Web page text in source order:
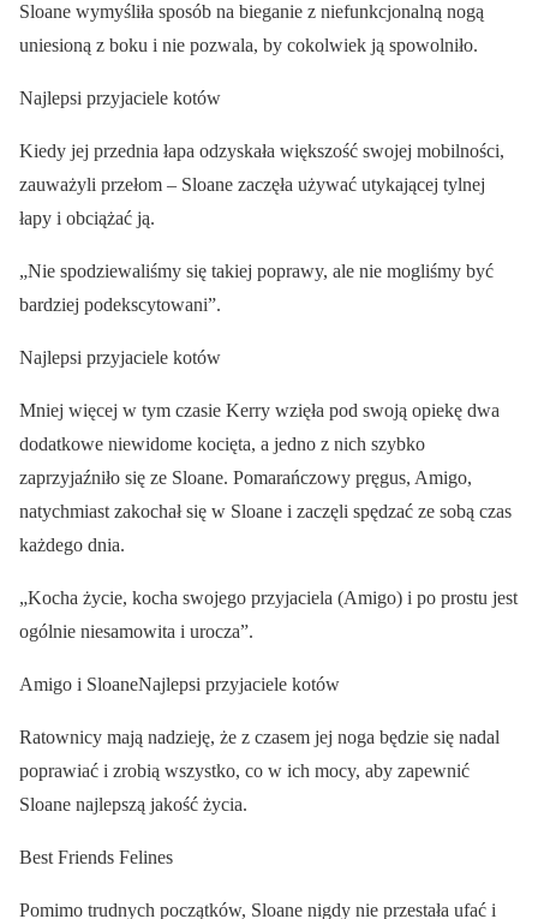
Sloane wymyśliła sposób na bieganie z niefunkcjonalną nogą
uniesioną z boku i nie pozwala, by cokolwiek ją spowolniło.
Najlepsi przyjaciele kotów
Kiedy jej przednia łapa odzyskała większość swojej mobilności,
zauważyli przełom – Sloane zaczęła używać utykającej tylnej
łapy i obciążać ją.
„Nie spodziewaliśmy się takiej poprawy, ale nie mogliśmy być
bardziej podekscytowani”.
Najlepsi przyjaciele kotów
Mniej więcej w tym czasie Kerry wzięła pod swoją opiekę dwa
dodatkowe niewidome kocięta, a jedno z nich szybko
zaprzyjaźniło się ze Sloane. Pomarańczowy pręgus, Amigo,
natychmiast zakochał się w Sloane i zaczęli spędzać ze sobą czas
każdego dnia.
„Kocha życie, kocha swojego przyjaciela (Amigo) i po prostu jest
ogólnie niesamowita i urocza”.
Amigo i SloaneNajlepsi przyjaciele kotów
Ratownicy mają nadzieję, że z czasem jej noga będzie się nadal
poprawiać i zrobią wszystko, co w ich mocy, aby zapewnić
Sloane najlepszą jakość życia.
Best Friends Felines
Pomimo trudnych początków, Sloane nigdy nie przestała ufać i